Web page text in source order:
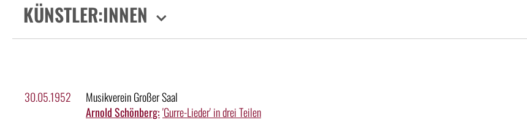
KÜNSTLER:INNEN
30.05.1952
Musikverein Großer Saal
Arnold Schönberg:'Gurre-Lieder' in drei Teilen